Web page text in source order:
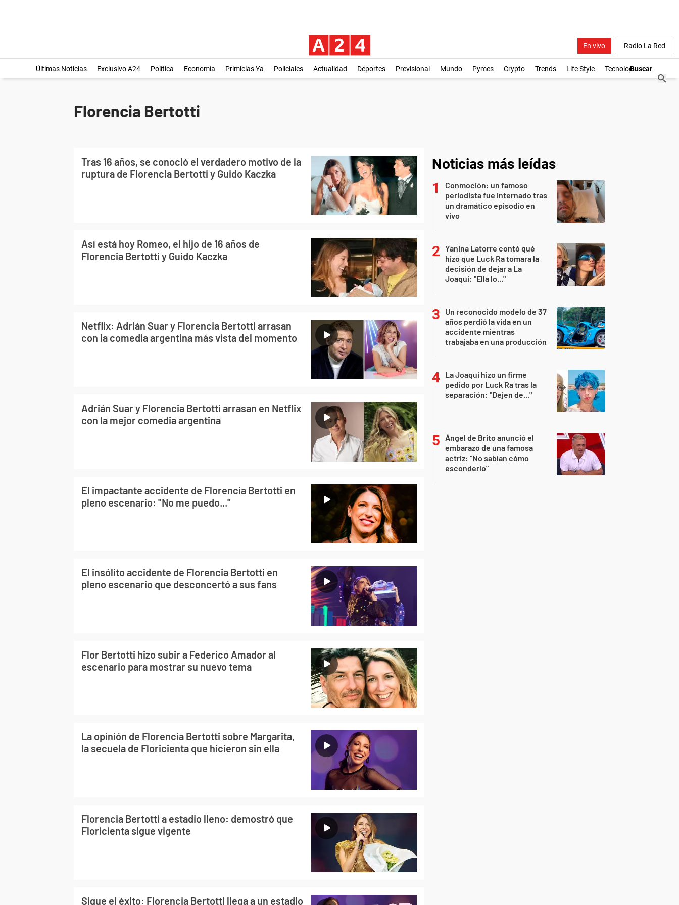
En vivo Radio La Red
Últimas Noticias Exclusivo A24 Política Economía Primicias Ya Policiales Actualidad Deportes Previsional Mundo Pymes Crypto Trends Life Style Tecnología
Florencia Bertotti
Tras 16 años, se conoció el verdadero motivo de la
ruptura de Florencia Bertotti y Guido Kaczka
Así está hoy Romeo, el hijo de 16 años de
Florencia Bertotti y Guido Kaczka
Netflix: Adrián Suar y Florencia Bertotti arrasan
con la comedia argentina más vista del momento
Adrián Suar y Florencia Bertotti arrasan en Netflix
con la mejor comedia argentina
El impactante accidente de Florencia Bertotti en
pleno escenario: "No me puedo..."
El insólito accidente de Florencia Bertotti en
pleno escenario que desconcertó a sus fans
Flor Bertotti hizo subir a Federico Amador al
escenario para mostrar su nuevo tema
La opinión de Florencia Bertotti sobre Margarita,
la secuela de Floricienta que hicieron sin ella
Florencia Bertotti a estadio lleno: demostró que
Floricienta sigue vigente
Sigue el éxito: Florencia Bertotti llega a un estadio
Noticias más leídas
Conmoción: un famoso
periodista fue internado tras
un dramático episodio en
vivo
Yanina Latorre contó qué
hizo que Luck Ra tomara la
decisión de dejar a La
Joaqui: "Ella lo..."
Un reconocido modelo de 37
años perdió la vida en un
accidente mientras
trabajaba en una producción
La Joaqui hizo un firme
pedido por Luck Ra tras la
separación: "Dejen de..."
Ángel de Brito anunció el
embarazo de una famosa
actriz: "No sabían cómo
esconderlo"